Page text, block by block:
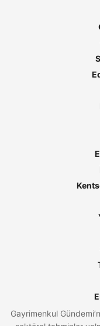
Gayrimenkul